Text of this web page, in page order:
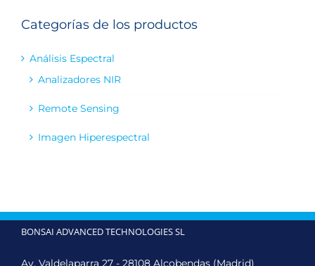
Categorías de los productos
Análisis Espectral
Analizadores NIR
Remote Sensing
Imagen Hiperespectral
BONSAI ADVANCED TECHNOLOGIES SL
Av. Valdelaparra 27 - 28108 Alcobendas (Madrid)